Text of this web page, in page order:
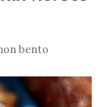
bento